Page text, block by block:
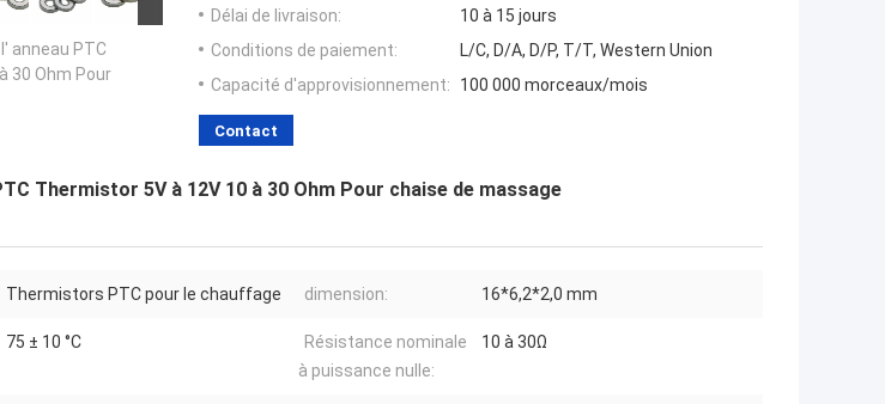
anneau PTC
30 Ohm Pour
Délai de livraison:
10 à 15 jours
Conditions de paiement:
L/C, D/A, D/P, T/T, Western Union
Capacité d'approvisionnement:
100 000 morceaux/mois
Contact
Thermistor 5V à 12V 10 à 30 Ohm Pour chaise de massage
Thermistors PTC pour le chauffage dimension: 16*6,2*2,0 mm
75 ± 10 °C
Résistance nominale
à puissance nulle:
10 à 30Ω